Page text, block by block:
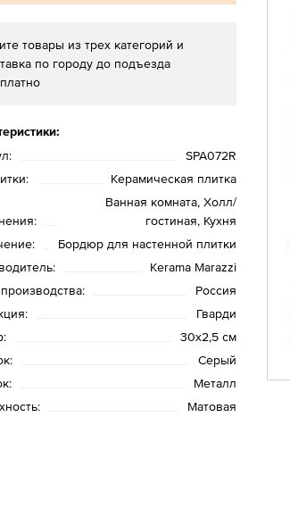
товары из трех категорий и
по городу до подъезда
SPA072R
Керамическая плитка
Ванная комната, Холл/
гостиная, Кухня
Бордюр для настенной плитки
Kerama Marazzi
Россия
Гварди
30х2,5 см
Серый
Металл
Матовая